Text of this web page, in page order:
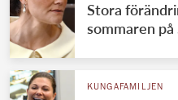
Stora
sommaren på
KUNGAFAMILJEN